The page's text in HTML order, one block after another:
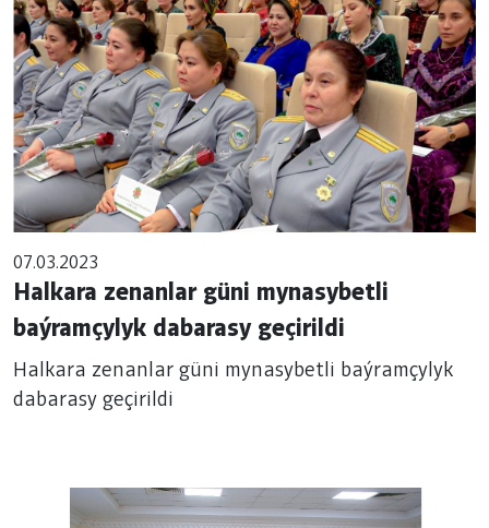
07.03.2023
Halkara zenanlar güni mynasybetli
baýramçylyk dabarasy geçirildi
Halkara zenanlar güni mynasybetli baýramçylyk
dabarasy geçirildi